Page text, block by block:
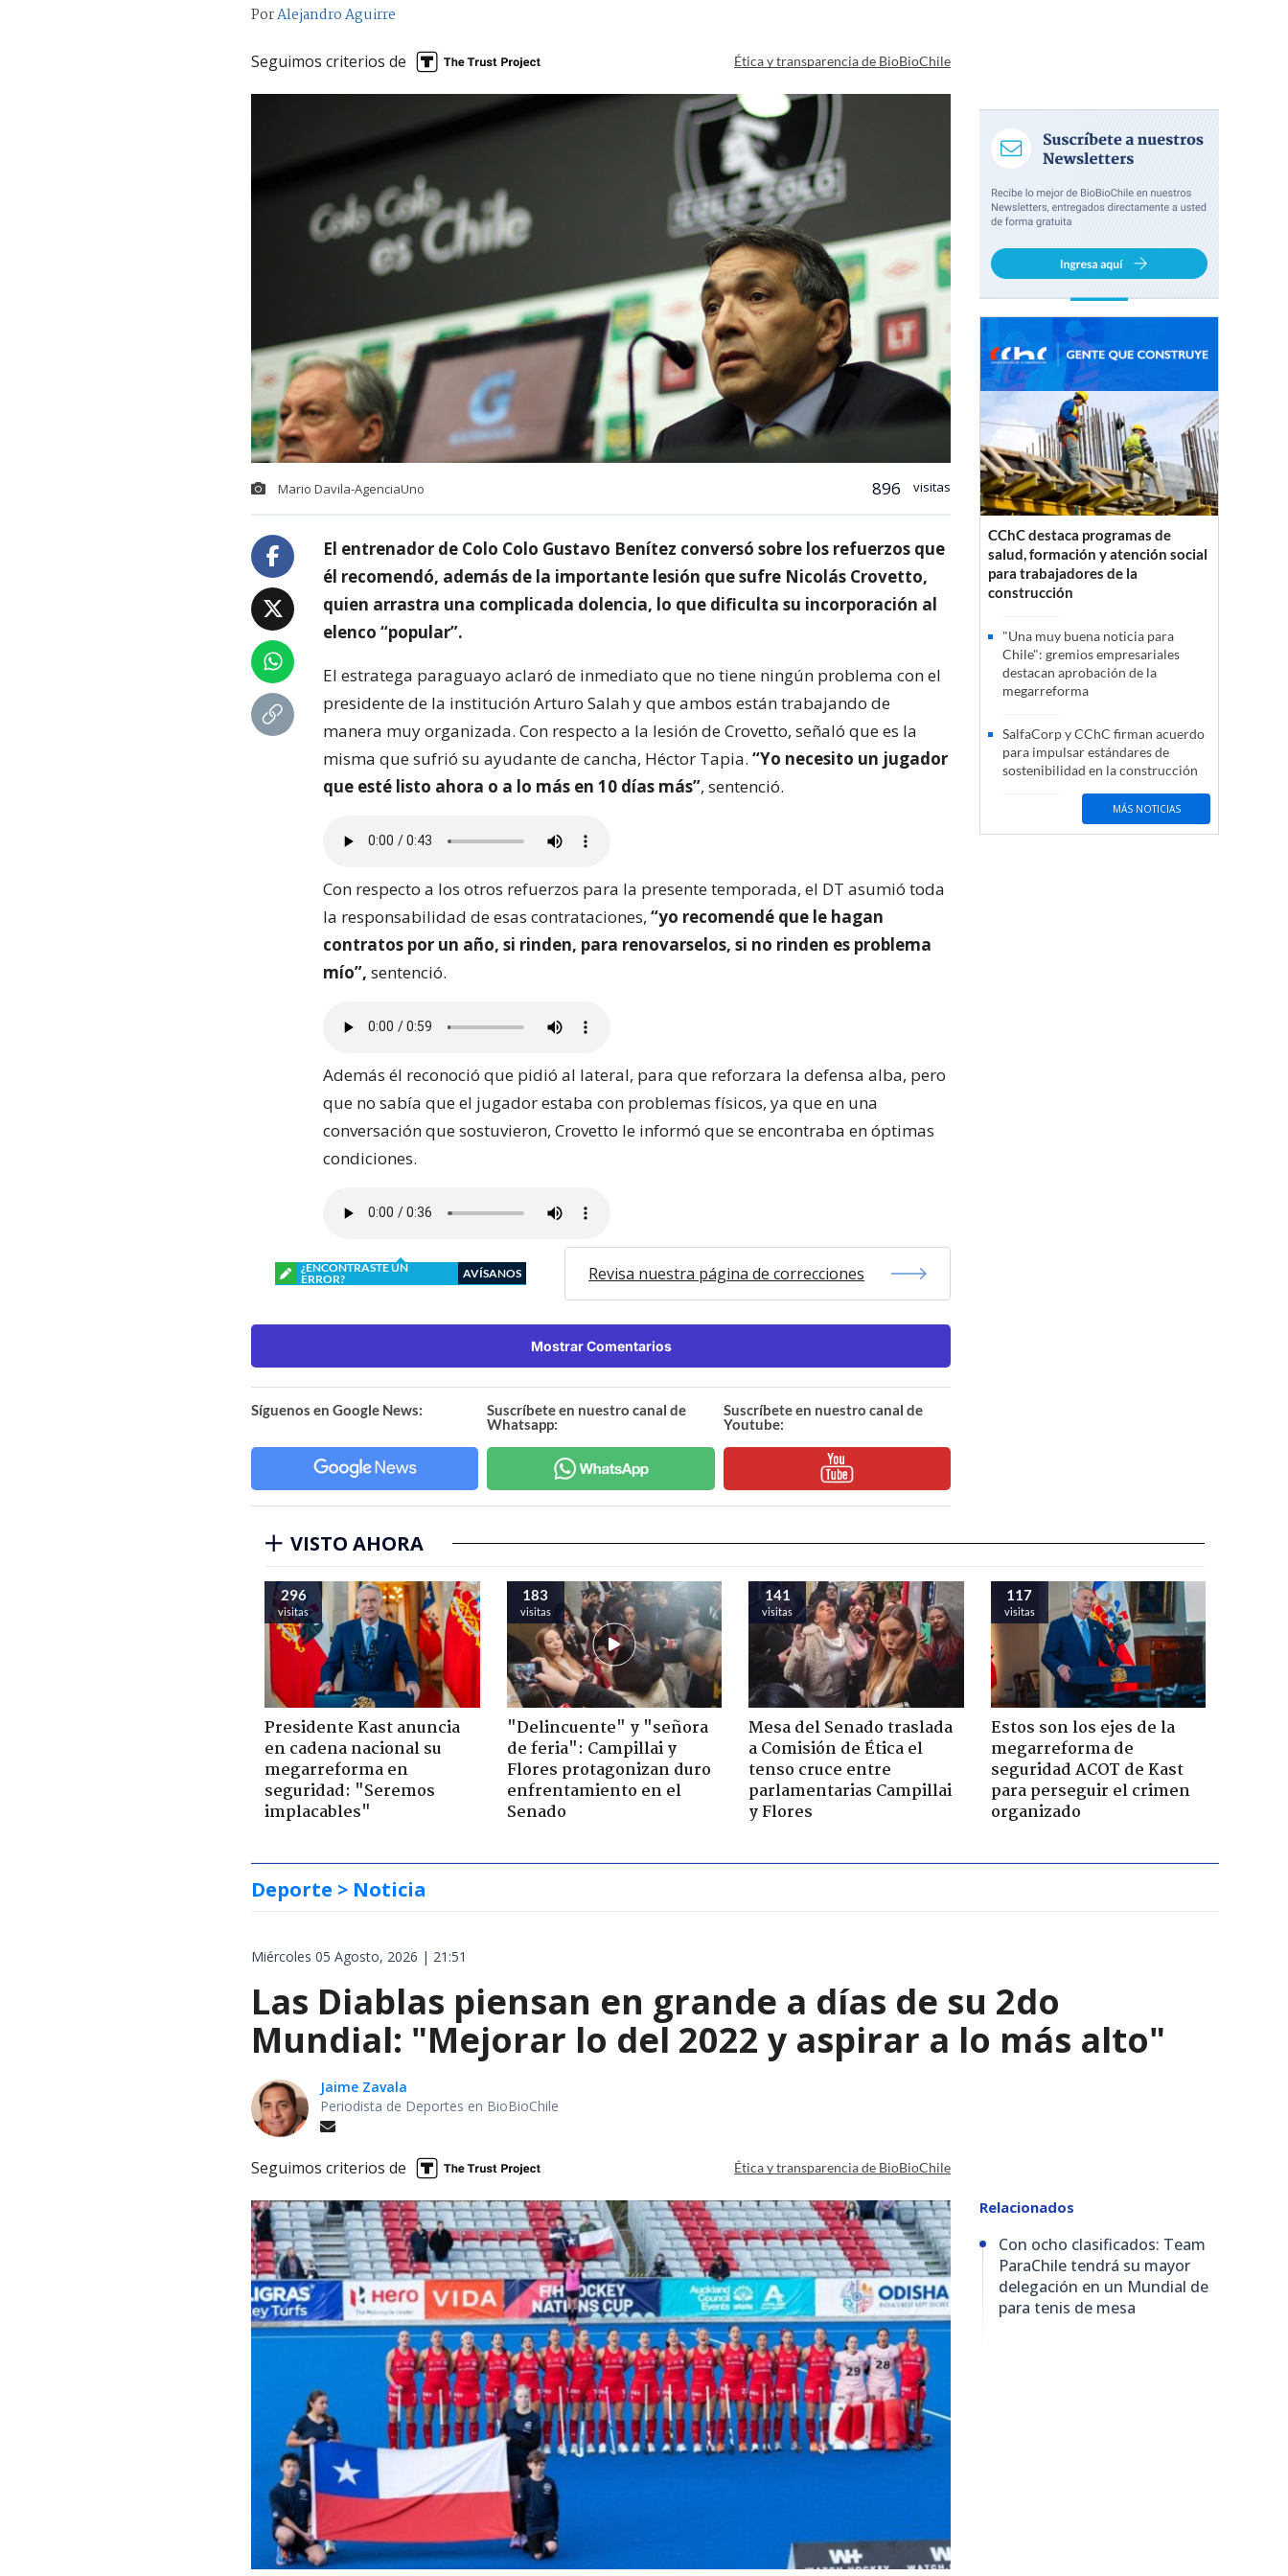
PorAlejandro Aguirre
Seguimos criterios de Ética y transparencia de BioBioChile
Mario Davila-AgenciaUno 896 visitas
El entrenador de Colo Colo Gustavo Benítez conversó sobre los refuerzos que
él recomendó, además de la importante lesión que sufre Nicolás Crovetto,
quien arrastra una complicada dolencia, lo que dificulta su incorporación al
elenco “popular”.
El estratega paraguayo aclaró de inmediato que no tiene ningún problema con el
presidente de la institución Arturo Salah y que ambos están trabajando de
manera muy organizada. Con respecto a la lesión de Crovetto, señaló que es la
misma que sufrió su ayudante de cancha, Héctor Tapia. “Yo necesito un jugador
que esté listo ahora o a lo más en 10 días más”, sentenció.
Con respecto a los otros refuerzos para la presente temporada, el DT asumió toda
la responsabilidad de esas contrataciones, “yo recomendé que le hagan
contratos por un año, si rinden, para renovarselos, si no rinden es problema
mío”, sentenció.
Además él reconoció que pidió al lateral, para que reforzara la defensa alba, pero
que no sabía que el jugador estaba con problemas físicos, ya que en una
conversación que sostuvieron, Crovetto le informó que se encontraba en óptimas
condiciones.
¿ENCONTRASTE UN
ERROR?
AVÍSANOS Revisa nuestra página de correcciones
Mostrar Comentarios
Síguenos en Google News:
Suscríbete en nuestro canal de
Whatsapp:
Suscríbete en nuestro canal de
Youtube:
CChC destaca programas de
salud, formación y atención social
para trabajadores de la
construcción
"Una muy buena noticia para
Chile": gremios empresariales
destacan aprobación de la
megarreforma
SalfaCorp y CChC firman acuerdo
para impulsar estándares de
sostenibilidad en la construcción
MÁS NOTICIAS
VISTO AHORA
296
visitas
Presidente Kast anuncia
en cadena nacional su
megarreforma en
seguridad: "Seremos
implacables"
183
visitas
"Delincuente" y "señora
de feria": Campillai y
Flores protagonizan duro
enfrentamiento en el
Senado
141
visitas
Mesa del Senado traslada
a Comisión de Ética el
tenso cruce entre
parlamentarias Campillai
y Flores
117
visitas
Estos son los ejes de la
megarreforma de
seguridad ACOT de Kast
para perseguir el crimen
organizado
Deporte > Noticia
Miércoles 05 Agosto, 2026 | 21:51
Las Diablas piensan en grande a días de su 2do
Mundial: "Mejorar lo del 2022 y aspirar a lo más alto"
Jaime Zavala
Periodista de Deportes en BioBioChile
Seguimos criterios de Ética y transparencia de BioBioChile
Relacionados
Con ocho clasificados: Team
ParaChile tendrá su mayor
delegación en un Mundial de
para tenis de mesa